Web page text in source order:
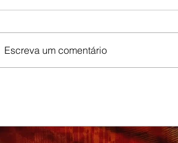
Escreva um comentário